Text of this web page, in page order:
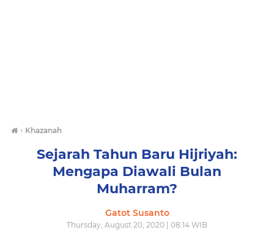
› Khazanah
Sejarah Tahun Baru Hijriyah:
Mengapa Diawali Bulan
Muharram?
Gatot Susanto
Thursday, August 20, 2020 | 08:14 WIB